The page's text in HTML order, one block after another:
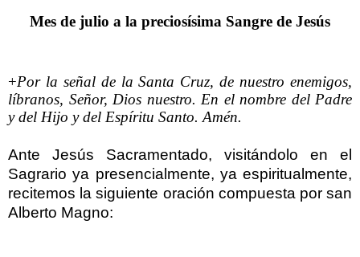
Mes de julio a la preciosísima Sangre de Jesús
+Por la señal de la Santa Cruz, de nuestro enemigos,
líbranos, Señor, Dios nuestro. En el nombre del Padre
y del Hijo y del Espíritu Santo. Amén.
Ante Jesús Sacramentado, visitándolo en el
Sagrario ya presencialmente, ya espiritualmente,
recitemos la siguiente oración compuesta por san
Alberto Magno: